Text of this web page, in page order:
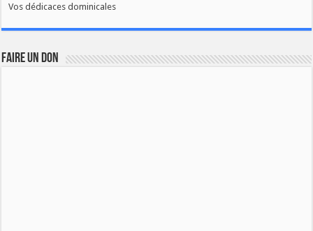
Vos dédicaces dominicales
FAIRE UN DON